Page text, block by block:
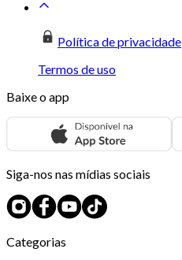
Política de privacidade
Termos de uso
Baixe o app
Siga-nos nas mídias sociais
Categorias